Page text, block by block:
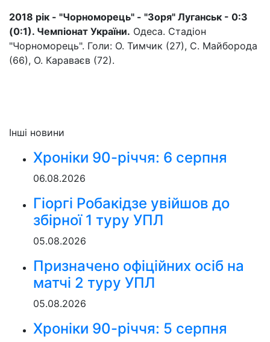
2018 рік - "Чорноморець" - "Зоря" Луганськ - 0:3
(0:1). Чемпіонат України. Одеса. Стадіон
"Чорноморець". Голи: О. Тимчик (27), С. Майборода
(66), О. Караваєв (72).
Інші новини
Хроніки 90-річчя: 6 серпня
06.08.2026
Гіоргі Робакідзе увійшов до
збірної 1 туру УПЛ
05.08.2026
Призначено офіційних осіб на
матчі 2 туру УПЛ
05.08.2026
Хроніки 90-річчя: 5 серпня